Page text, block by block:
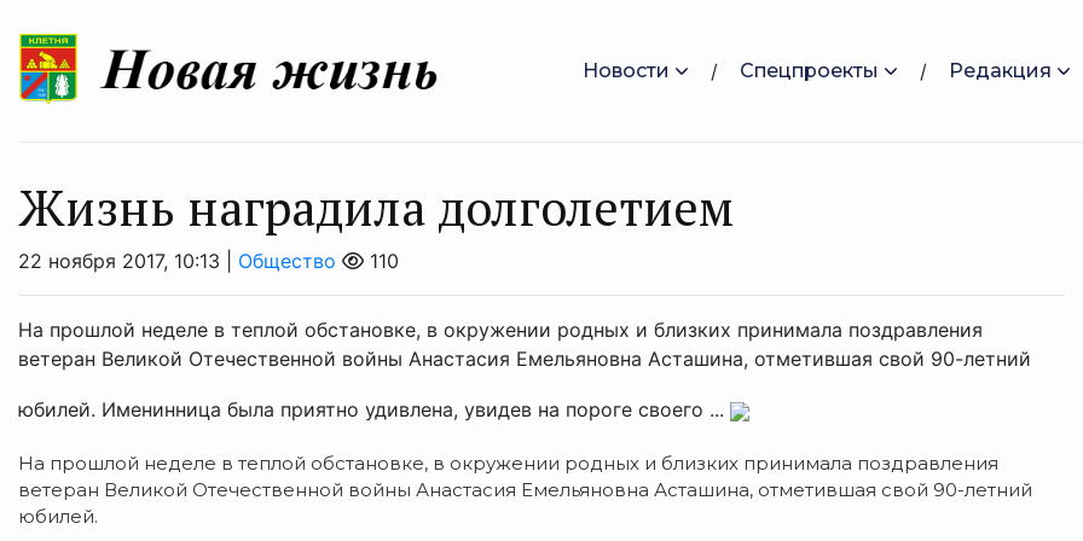
Новости Спецпроекты Редакция
Жизнь наградила долголетием
22 ноября 2017, 10:13 | Общество 110
На прошлой неделе в теплой обстановке, в окружении родных и близких принимала поздравления
ветеран Великой Отечественной войны Анастасия Емельяновна Асташина, отметившая свой 90-летний
юбилей. Именинница была приятно удивлена, увидев на пороге своего ...
На прошлой неделе в теплой обстановке, в окружении родных и близких принимала поздравления
ветеран Великой Отечественной войны Анастасия Емельяновна Асташина, отметившая свой 90-летний
юбилей.